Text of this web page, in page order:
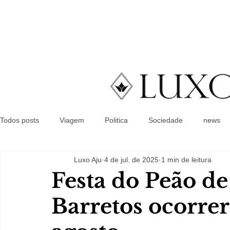
Todos posts Viagem Politica Sociedade news
Festa do Peão
Barretos
Luxo Aju 4 de jul. de 2025 1 min de leitura